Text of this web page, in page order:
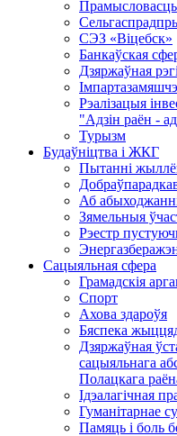
Прамысловасць
СЭЗ «Віцебск»
Банкаўская
Дзяржаўная
Рэалізацыя
"Адзін раён -
Турызм
Будаўніцтва і ЖКГ
Пытанні
Аб
Зямельныя
Рэестр
Сацыяльная сфера
Грамадскія
Спорт
Ахова здароўя
Бяспека
Дзяржаўная
сацыяльнага
Полацкага
Ідэалагічная
Гуманітарнае
Памяць і боль